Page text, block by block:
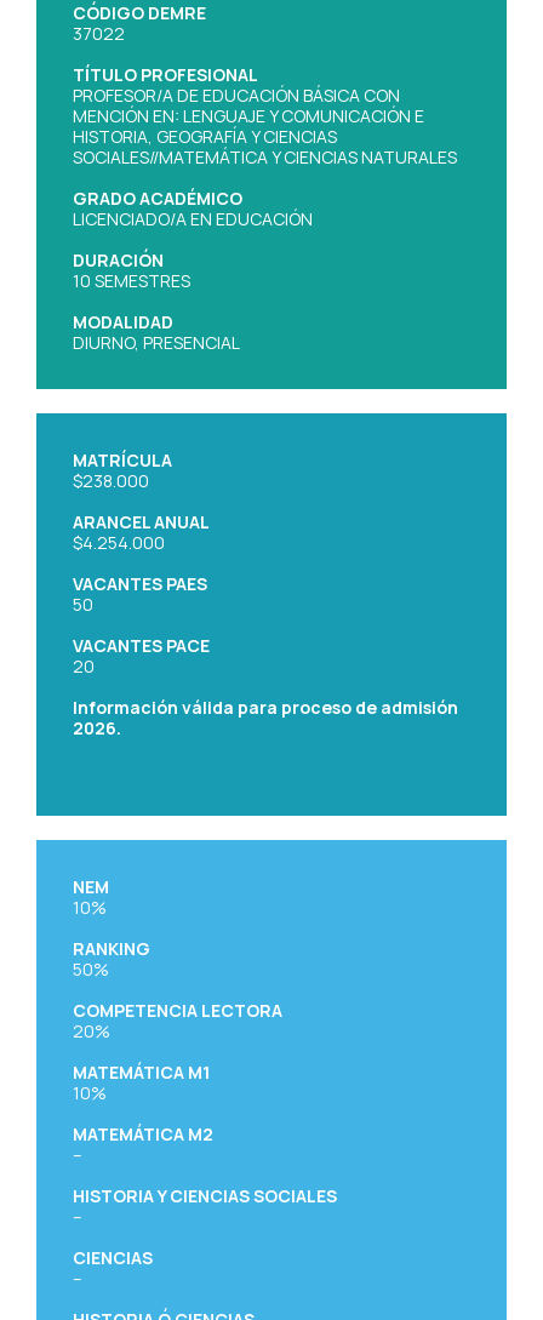
CÓDIGO DEMRE
37022
TÍTULO PROFESIONAL
PROFESOR/A DE EDUCACIÓN BÁSICA CON
MENCIÓN EN: LENGUAJE Y COMUNICACIÓN E
HISTORIA, GEOGRAFÍA Y CIENCIAS
SOCIALES//MATEMÁTICA Y CIENCIAS NATURALES
GRADO ACADÉMICO
LICENCIADO/A EN EDUCACIÓN
DURACIÓN
10 SEMESTRES
MODALIDAD
DIURNO, PRESENCIAL
MATRÍCULA
$238.000
ARANCEL ANUAL
$4.254.000
VACANTES PAES
50
VACANTES PACE
20
Información válida para proceso de admisión
2026.
NEM
10%
RANKING
50%
COMPETENCIA LECTORA
20%
MATEMÁTICA M1
10%
MATEMÁTICA M2
–
HISTORIA Y CIENCIAS SOCIALES
–
CIENCIAS
–